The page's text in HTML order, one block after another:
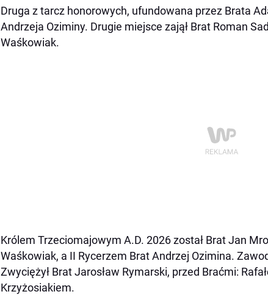
Druga z tarcz honorowych, ufundowana przez Brata
Andrzeja Oziminy. Drugie miejsce zajął Brat Roman
Waśkowiak.
Królem Trzeciomajowym A.D. 2026 został Brat Jan
Waśkowiak, a II Rycerzem Brat Andrzej Ozimina.
Zwyciężył Brat Jarosław Rymarski, przed Braćmi:
Krzyżosiakiem.